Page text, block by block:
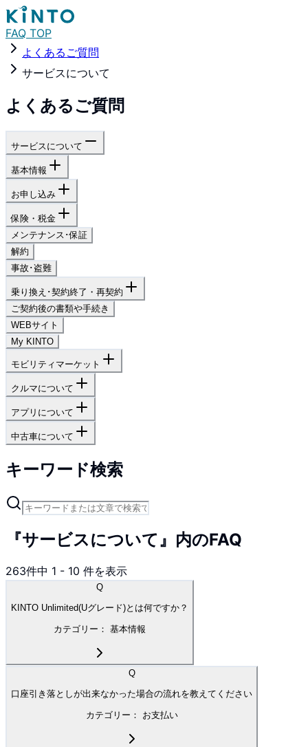
FAQ TOP
よくあるご質問
サービスについて
よくあるご質問
サービスについて
基本情報
お申し込み
保険・税金
メンテナンス･保証
解約
事故･盗難
乗り換え･契約終了・再契約
ご契約後の書類や手続き
WEBサイト
My KINTO
モビリティマーケット
クルマについて
アプリについて
中古車について
キーワード検索
『サービスについて』内のFAQ
263件中 1 - 10 件を表示
Q
KINTO Unlimited(Uグレード)とは何ですか？
カテゴリー： 基本情報
Q
口座引き落としが出来なかった場合の流れを教えてください
カテゴリー： お支払い